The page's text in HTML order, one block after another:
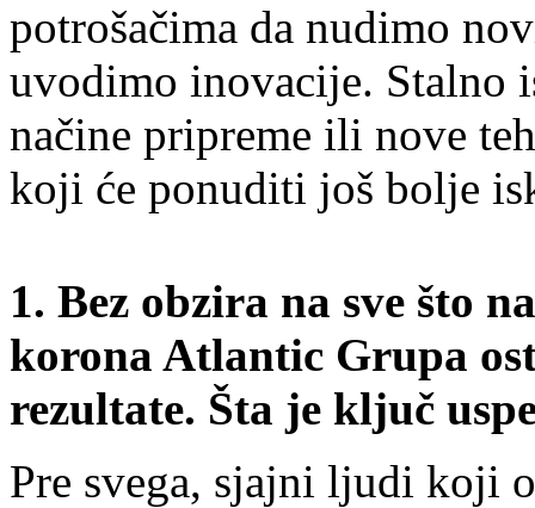
potrošačima da nudimo
uvodimo inovacije. Stalno
načine pripreme ili nove
koji će ponuditi još bolje
1. Bez obzira na sve što
korona Atlantic Grupa
rezultate. Šta je ključ
Pre svega, sjajni ljudi koji